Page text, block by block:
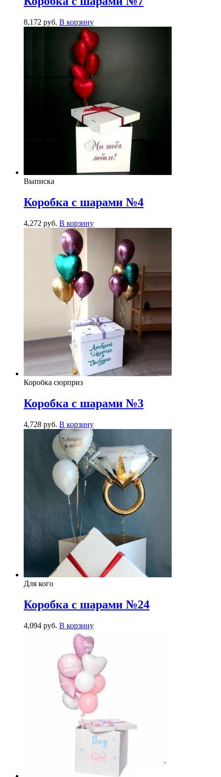
8,172 руб. В корзину
Выписка
Коробка с шарами №4
4,272 руб. В корзину
Коробка сюрприз
Коробка с шарами №3
4,728 руб. В корзину
Для кого
Коробка с шарами №24
4,094 руб. В корзину